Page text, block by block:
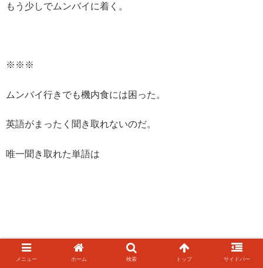
もう少しでムンバイに着く。
※※※
ムンバイ行きでも機内食には困った。
英語がまったく聞き取れないのだ。
唯一聞き取れた単語は
メニュー ホーム 検索 トップ サイドバー